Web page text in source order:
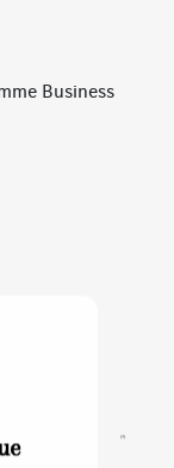
Business